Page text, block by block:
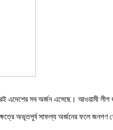
এদেশের সব অর্জন এসেছে। আওয়ামী
অভূতপূর্ব সাফল্য অর্জনের ফলে